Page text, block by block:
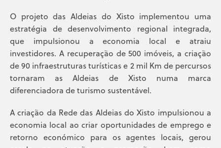
O projeto das Aldeias do Xisto implementou uma
estratégia de desenvolvimento regional integrada,
que impulsionou a economia local e atraiu
investidores. A recuperação de 500 imóveis, a criação
de 90 infraestruturas turísticas e 2 mil Km de percursos
tornaram as Aldeias de Xisto numa marca
diferenciadora de turismo sustentável.
A criação da Rede das Aldeias do Xisto impulsionou a
economia local ao criar oportunidades de emprego e
retorno económico para os agentes locais, gerou